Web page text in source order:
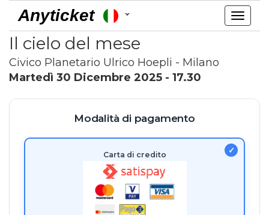
Anyticket
Il cielo del mese
Civico Planetario Ulrico Hoepli - Milano
Martedì 30 Dicembre 2025 - 17.30
Modalità di pagamento
Carta di credito